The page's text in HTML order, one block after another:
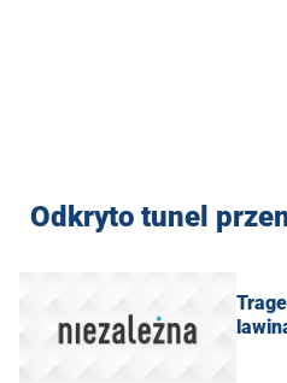
Odkryto tunel